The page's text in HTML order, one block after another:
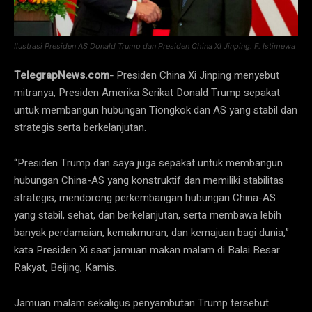
Ilustrasi Presiden AS Donald Trump dan Presiden China XI Jinping. F. Istimewa
TelegrapNews.com- Presiden China Xi Jinping menyebut
mitranya, Presiden Amerika Serikat Donald Trump sepakat
untuk membangun hubungan Tiongkok dan AS yang stabil dan
strategis serta berkelanjutan.
“Presiden Trump dan saya juga sepakat untuk membangun
hubungan China-AS yang konstruktif dan memiliki stabilitas
strategis, mendorong perkembangan hubungan China-AS
yang stabil, sehat, dan berkelanjutan, serta membawa lebih
banyak perdamaian, kemakmuran, dan kemajuan bagi dunia,”
kata Presiden Xi saat jamuan makan malam di Balai Besar
Rakyat, Beijing, Kamis.
Jamuan malam sekaligus penyambutan Trump tersebut